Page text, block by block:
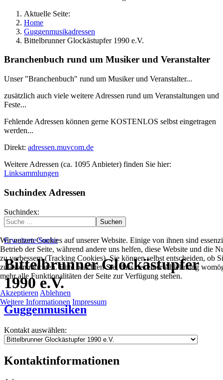
Aktuelle Seite:
Home
Guggenmusikadressen
Bittelbrunner Glockästupfer 1990 e.V.
Branchenbuch rund um Musiker und Veranstalter
Unser "Branchenbuch" rund um Musiker und Veranstalter...
zusätzlich auch viele weitere Adressen rund um Veranstaltungen und
Feste...
Fehlende Adressen können gerne KOSTENLOS selbst eingetragen
werden...
Direkt: adressen.muvcom.de
Weitere Adressen (ca. 1095 Anbieter) finden Sie hier:
Linksammlungen
Suchindex Adressen
Suchindex:
Suchen
Erweiterte Suche
Bittelbrunner Glockästupfer
1990 e.V.
Guggenmusiken
Kontakt auswählen:
Kontaktinformationen
Wir nutzen Cookies auf unserer Website. Einige von ihnen sind
Betrieb der Seite, während andere uns helfen, diese Website und die
zu verbessern (Tracking Cookies). Sie können selbst entscheiden, ob
zulassen möchten. Bitte beachten Sie, dass bei einer Ablehnung
mehr alle Funktionalitäten der Seite zur Verfügung stehen.
Akzeptieren Ablehnen
Weitere Informationen Impressum